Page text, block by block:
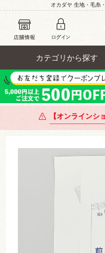
オカダヤ 生地・毛糸
カテゴリから探す
【オンラインシ